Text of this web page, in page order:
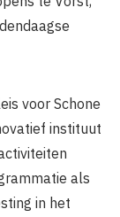
voor Schone
instituut
als
in het